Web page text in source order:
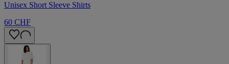
Unisex Short Sleeve Shirts
60 CHF